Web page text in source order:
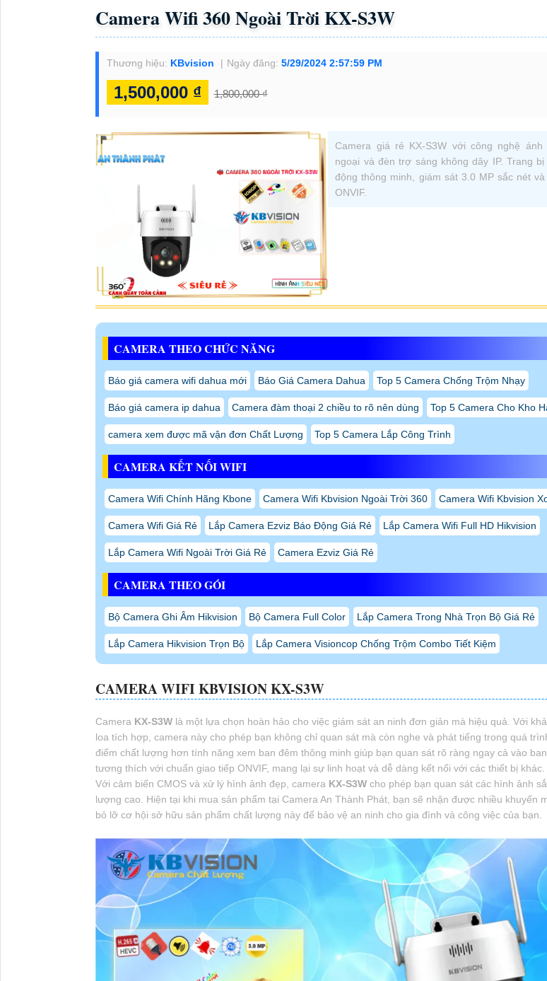
Camera Wifi 360 Ngoài Trời KX-S3W
Thương hiệu: KBvision Ngày đăng: 5/29/2024 2:57:59 PM
1,500,000 ₫ 1,800,000 ₫
Camera giá rẻ KX-S3W với công nghệ ánh
ngoại và đèn trợ sáng không dây IP. Trang
động thông minh, giám sát 3.0 MP sắc nét
ONVIF.
CAMERA THEO CHỨC NĂNG
Báo giá camera wifi dahua mới Báo Giá Camera Dahua Top 5 Camera Chống Trộm Nhạy
Báo giá camera ip dahua Camera đàm thoại 2 chiều to rõ nên dùng Top 5 Camera Cho Kho
camera xem được mã vận đơn Chất Lượng Top 5 Camera Lắp Công Trình
CAMERA KẾT NỐI WIFI
Camera Wifi Chính Hãng Kbone Camera Wifi Kbvision Ngoài Trời 360 Camera Wifi Kbvision
Camera Wifi Giá Rẻ Lắp Camera Ezviz Báo Động Giá Rẻ Lắp Camera Wifi Full HD Hikvision
Lắp Camera Wifi Ngoài Trời Giá Rẻ Camera Ezviz Giá Rẻ
CAMERA THEO GÓI
Bộ Camera Ghi Âm Hikvision Bộ Camera Full Color Lắp Camera Trong Nhà Trọn Bộ Giá Rẻ
Lắp Camera Hikvision Trọn Bộ Lắp Camera Visioncop Chống Trộm Combo Tiết Kiệm
CAMERA WIFI KBVISIONKX-S3W
Camera KX-S3W là một lựa chọn hoàn hảo cho việc giám sát an ninh đơn giản mà hiệu quả. Với
loa tích hợp, camera này cho phép bạn không chỉ quan sát mà còn nghe và phát tiếng trong quá
điểm chất lượng hơn tính năng xem ban đêm thông minh giúp bạn quan sát rõ ràng ngay cả vào
tương thích với chuẩn giao tiếp ONVIF, mang lại sự linh hoạt và dễ dàng kết nối với các thiết bị khác.
Với cảm biến CMOS và xử lý hình ảnh đẹp, camera KX-S3W cho phép bạn quan sát các hình ảnh
lượng cao. Hiện tại khi mua sản phẩm tại Camera An Thành Phát, bạn sẽ nhận được nhiều khuyến
bỏ lỡ cơ hội sở hữu sản phẩm chất lượng này để bảo vệ an ninh cho gia đình và công việc của bạn.